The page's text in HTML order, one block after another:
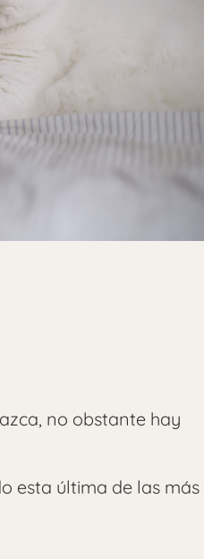
no obstante hay
esta última de las más